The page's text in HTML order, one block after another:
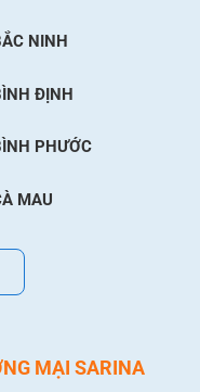
NINH
ĐỊNH
PHƯỚC
MAU
MẠI SARINA